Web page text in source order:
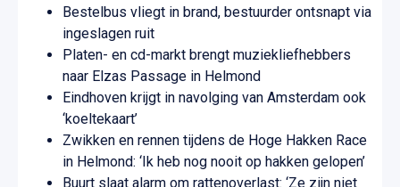
Bestelbus vliegt in brand, bestuurder ontsnapt via
ingeslagen ruit
Platen- en cd-markt brengt muziekliefhebbers
naar Elzas Passage in Helmond
Eindhoven krijgt in navolging van Amsterdam ook
‘koeltekaart’
Zwikken en rennen tijdens de Hoge Hakken Race
in Helmond: ‘Ik heb nog nooit op hakken gelopen’
Buurt slaat alarm om rattenoverlast: ‘Ze zijn niet